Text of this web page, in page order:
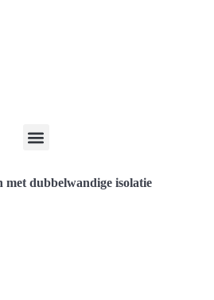
met dubbelwandige isolatie